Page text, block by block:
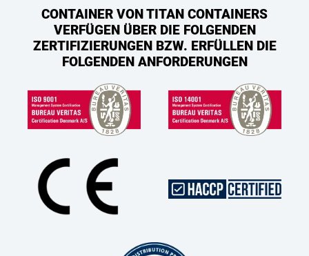
CONTAINER VON TITAN CONTAINERS
VERFÜGEN ÜBER DIE FOLGENDEN
ZERTIFIZIERUNGEN BZW. ERFÜLLEN DIE
FOLGENDEN ANFORDERUNGEN